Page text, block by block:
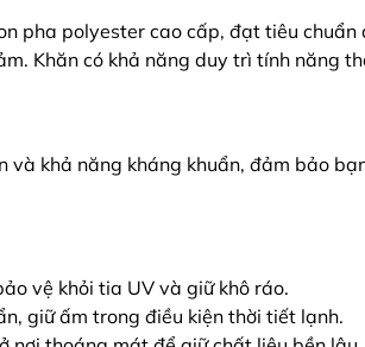
pha polyester cao cấp, đạt tiêu
Khăn có khả năng duy trì tính năng
khả năng kháng khuẩn, đảm bảo
vệ khỏi tia UV và giữ khô ráo.
giữ ấm trong điều kiện thời tiết lạnh.